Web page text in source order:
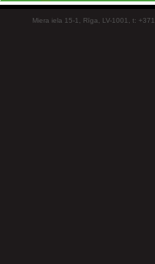
Miera iela 15-1, Rīga, LV-1001, t: